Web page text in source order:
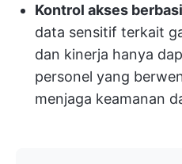
Kontrol akses
data sensitif terkait
dan kinerja hanya
personel yang
menjaga keamanan